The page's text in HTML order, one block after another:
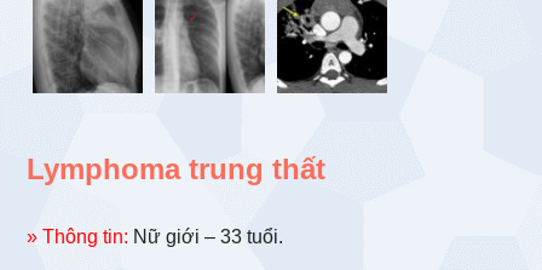
Lymphoma trung thất
» Thông tin: Nữ giới – 33 tuổi.